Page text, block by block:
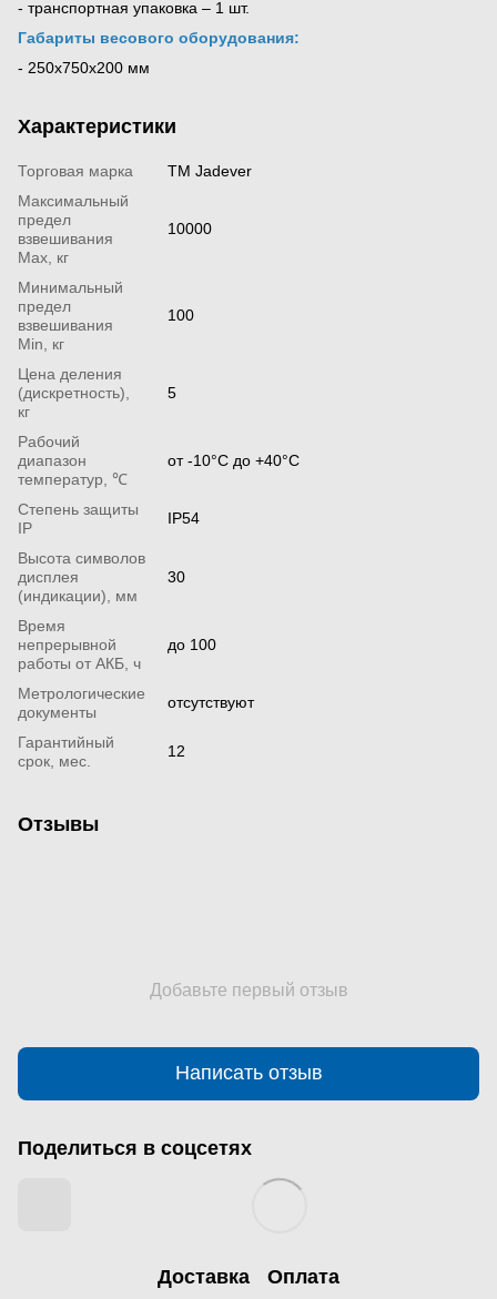
- транспортная упаковка – 1 шт.
Габариты весового оборудования:
- 250х750х200 мм
Характеристики
Торговая марка
ТМ Jadever
Максимальный
предел
взвешивания
Мах, кг
10000
Минимальный
предел
взвешивания
Min, кг
100
Цена деления
(дискретность),
кг
5
Рабочий
диапазон
температур, ℃
от -10°С до +40°С
Степень защиты
IP
IP54
Высота символов
дисплея
(индикации), мм
30
Время
непрерывной
работы от АКБ, ч
до 100
Метрологические
документы
отсутствуют
Гарантийный
срок, мес.
12
Отзывы
Добавьте первый отзыв
Написать отзыв
Поделиться в соцсетях
Доставка Оплата